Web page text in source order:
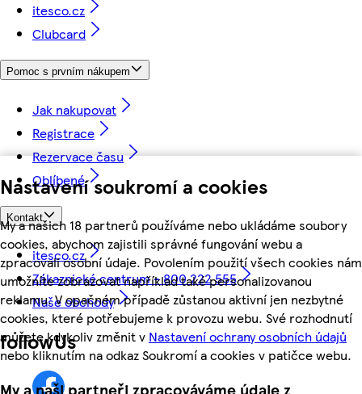
Nastavení soukromí a cookies
My a našich 18 partnerů používáme nebo ukládáme soubory
cookies, abychom zajistili správné fungování webu a
zpracovali osobní údaje. Povolením použití všech cookies nám
umožníte zobrazovat například také personalizovanou
reklamu. V opačném případě zůstanou aktivní jen nezbytné
cookies, které potřebujeme k provozu webu. Své rozhodnutí
můžete kdykoliv změnit v Nastavení ochrany osobních údajů
nebo kliknutím na odkaz Soukromí a cookies v patičce webu.
itesco.cz
Clubcard
Pomoc s prvním nákupem
Jak nakupovat
Registrace
Rezervace času
Oblíbené
Kontakt
itesco.cz
Zákaznické centrum - 800 222 555
Naše obchody
followUs